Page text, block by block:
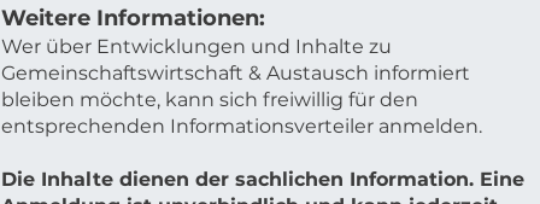
Weitere Informationen:
Wer über Entwicklungen und Inhalte zu
Gemeinschaftswirtschaft & Austausch informiert
bleiben möchte, kann sich freiwillig für den
entsprechenden Informationsverteiler anmelden.
Die Inhalte dienen der sachlichen Information. Eine